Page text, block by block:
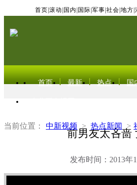
首页 滚动 国内 国际 军事 社会 地方
首页 最新 热点 国
当前位置： 中新视频 > 热点新闻 >
前男友太吝啬
发布时间：2013年